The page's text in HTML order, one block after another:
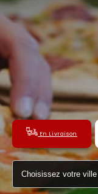
ACCUEIL
LA CARTE
NOTRE
VOS AVIS
MENTIONS
C.G.V
En Livraison